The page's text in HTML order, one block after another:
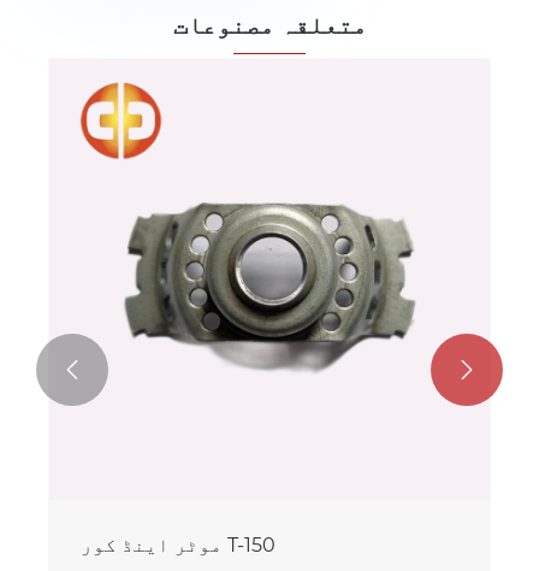
متعلقہ مصنوعات
موٹر اینڈ کور T-150
 